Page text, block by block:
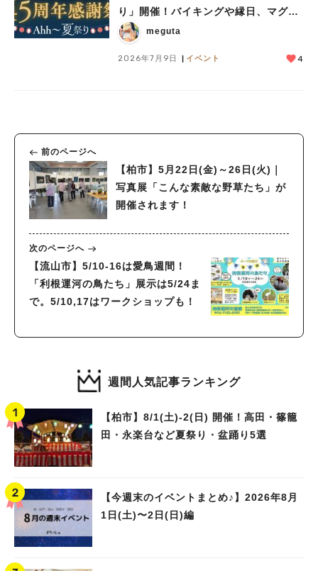
り」開催！バイキングや縁日、マグロ
の解体ショーも♪
meguta
2026年7月9日 イベント 4
前のページへ
【柏市】5月22日(金)～26日(火)｜
写真展「こんな素敵な野草たち」が
開催されます！
次のページへ
【流山市】5/10-16は愛鳥週間！
「利根運河の鳥たち」展示は5/24ま
で。5/10,17はワークショップも！
週間人気記事ランキング
【柏市】8/1(土)‐2(日) 開催！高田・篠籠
田・永楽台など夏祭り・盆踊り5選
【今週末のイベントまとめ♪】2026年8月
1日(土)〜2日(日)編